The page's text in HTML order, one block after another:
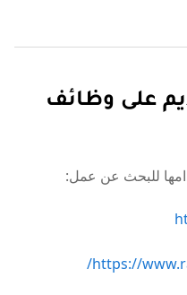
على وظائف
للبحث عن عمل:
https://